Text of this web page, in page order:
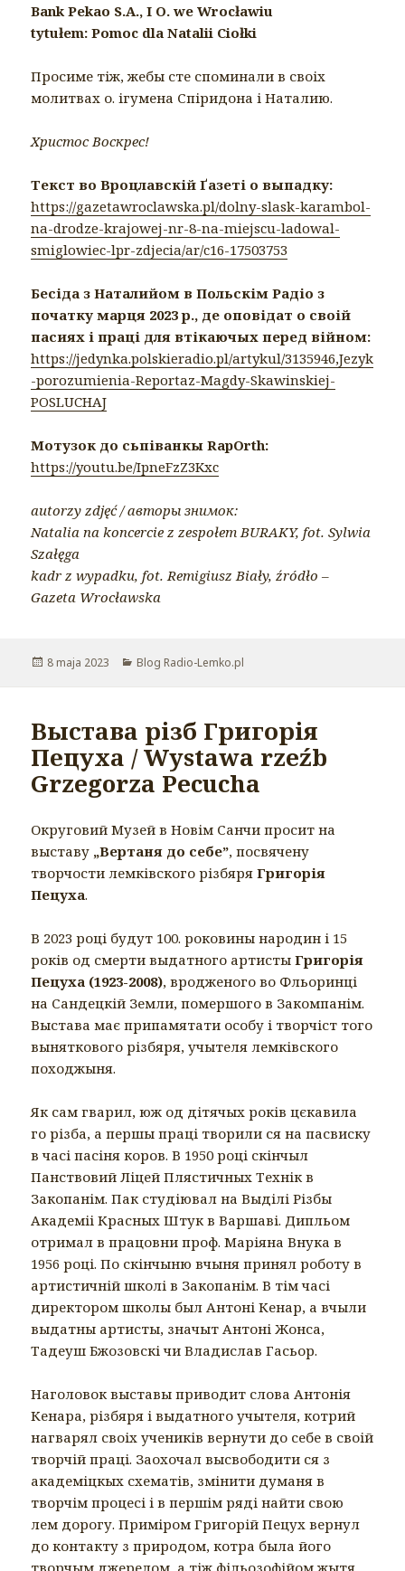
Bank Pekao S.A., I O. we Wrocławiu
tytułem: Pomoc dla Natalii Ciołki
Просиме тіж, жебы сте споминали в своіх
молитвах о. ігумена Спіридона і Наталию.
Христос Воскрес!
Текст во Вроцлавскій Ґазеті о выпадку:
https://gazetawroclawska.pl/dolny-slask-karambol-
na-drodze-krajowej-nr-8-na-miejscu-ladowal-
smiglowiec-lpr-zdjecia/ar/c16-17503753
Бесіда з Наталийом в Польскім Радіо з
початку марця 2023 р., де оповідат о своій
пасиях і праці для втікаючых перед війном:
https://jedynka.polskieradio.pl/artykul/3135946,Jezyk
-porozumienia-Reportaz-Magdy-Skawinskiej-
POSLUCHAJ
Мотузок до сьпіванкы RapOrth:
https://youtu.be/IpneFzZ3Kxc
autorzy zdjęć / авторы знимок:
Natalia na koncercie z zespołem BURAKY, fot. Sylwia
Szałęga
kadr z wypadku, fot. Remigiusz Biały, źródło –
Gazeta Wrocławska
Opublikowano
8 maja 2023 Kategorie
Blog Radio-Lemko.pl
Выстава різб Григорія
Пецуха / Wystawa rzeźb
Grzegorza Pecucha
Округовий Музей в Новім Санчи просит на
выставу „Вертаня до себе”, посвячену
творчости лемківского різбяряГригорія
Пецуха.
В 2023 році будут 100. роковины народин і 15
років од смерти выдатного артистыГригорія
Пецуха (1923-2008), вродженого во Фльоринці
на Сандецкій Земли, помершого в Закомпанім.
Выстава має припамятати особу і творчіст того
выняткового різбяря, учытеля лемківского
походжыня.
Як сам гварил, юж од дітячых років цєкавила
го різба, а першы праці творили ся на пасвиску
в часі пасіня коров. В 1950 році скінчыл
Панствовий Ліцей Плястичных Технік в
Закопанім. Пак студіювал на Выділі Різбы
Академіі Красных Штук в Варшаві. Дипльом
отримал в працовни проф. Маріяна Внука в
1956 році. По скінчыню вчыня принял роботу в
артистичній школі в Закопанім. В тім часі
директором школы был Антоні Кенар, а вчыли
выдатны артисты, значыт Антоні Жонса,
Тадеуш Бжозовскі чи Владислав Гасьор.
Наголовок выставы приводит слова Антонія
Кенара, різбяря і выдатного учытеля, котрий
нагварял своіх учеників вернути до себе в своій
творчій праці. Заохочал высвободити ся з
академіцкых схематів, змінити думаня в
творчім процесі і в першім ряді найти свою
лем дорогу. Приміром Григорій Пецух вернул
до контакту з природом, котра была його